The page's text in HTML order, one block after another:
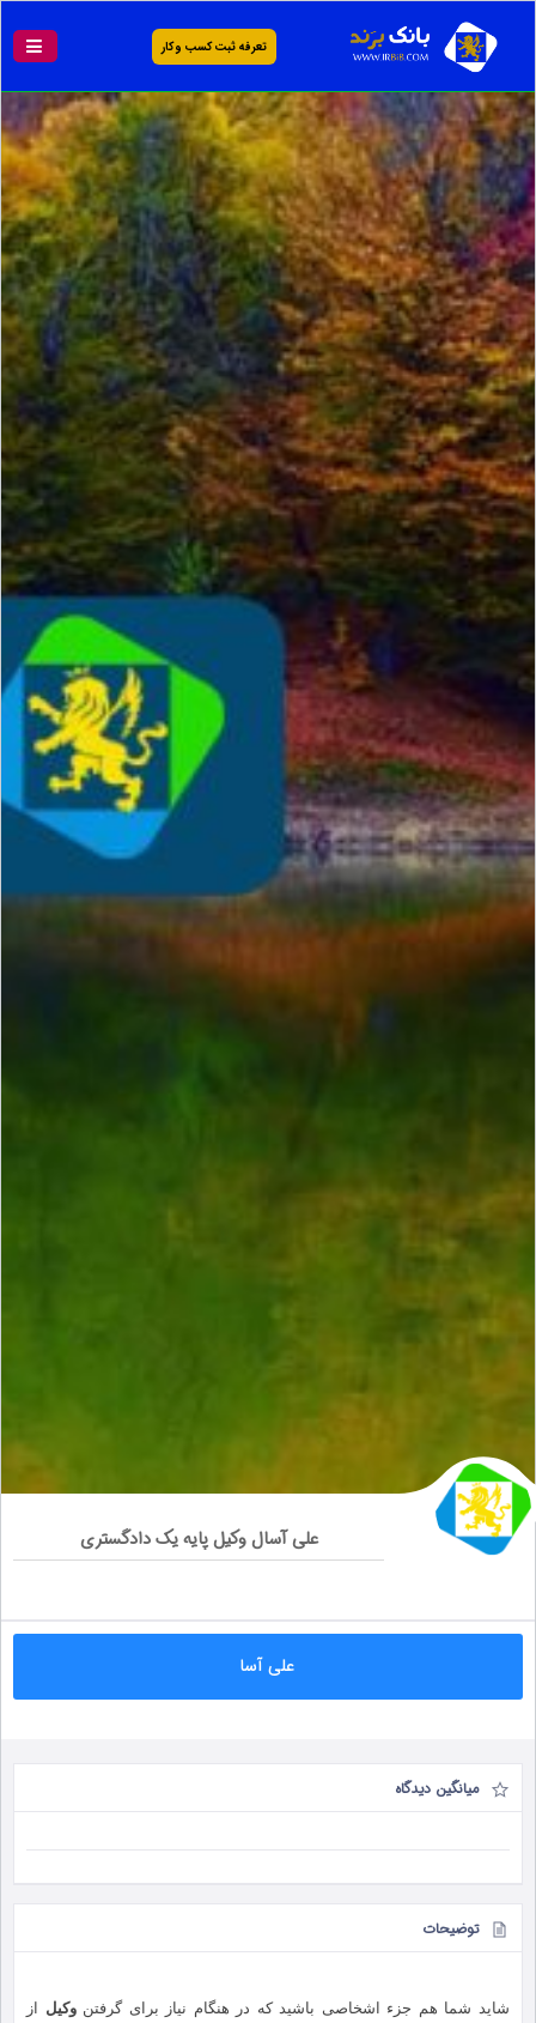
تعرفه ثبت کسب و کار
علی آسال وکیل پایه یک دادگستری
علی آسا
میانگین دیدگاه
توضیحات
شاید شما هم جزء اشخاصی باشید که در هنگام نیاز برای گرفتنوکیل از